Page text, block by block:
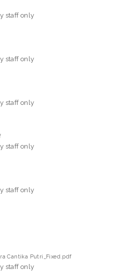
staff only
staff only
staff only
staff only
staff only
Cantika Putri_Fixed.pdf
staff only